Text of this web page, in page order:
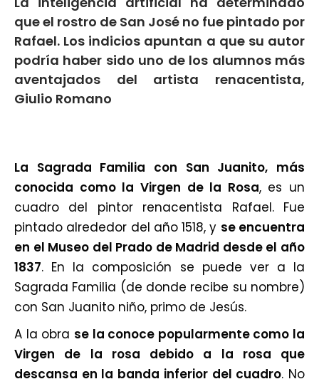
que el rostro de San José no fue pintado por
Rafael. Los indicios apuntan a que su autor
podría haber sido uno de los alumnos más
aventajados del artista renacentista,
Giulio Romano
La Sagrada Familia con San Juanito, más
conocida como la Virgen de la Rosa, es un
cuadro del pintor renacentista Rafael. Fue
pintado alrededor del año 1518, y se encuentra
en el Museo del Prado de Madrid desde el año
1837. En la composición se puede ver a la
Sagrada Familia (de donde recibe su nombre)
con San Juanito niño, primo de Jesús.
A la obra se la conoce popularmente como la
Virgen de la rosa debido a la rosa que
descansa en la banda inferior del cuadro. No